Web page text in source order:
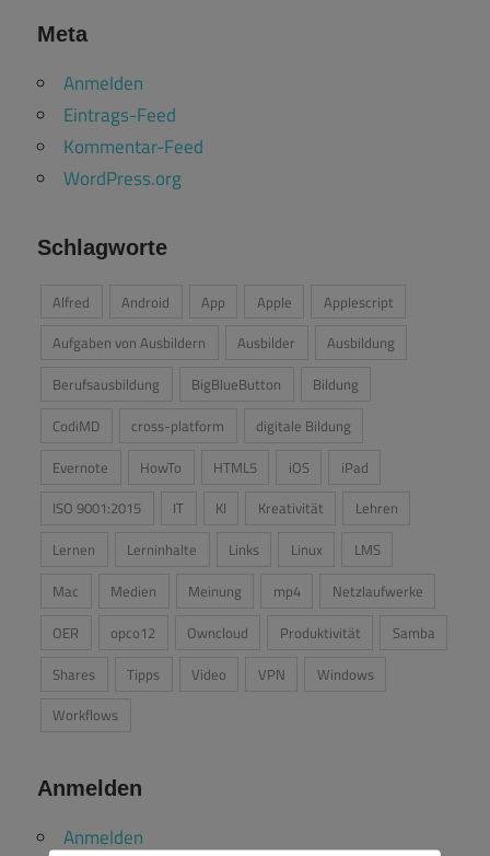
Meta
Anmelden
Eintrags-Feed
Kommentar-Feed
WordPress.org
Schlagworte
Alfred Android App Apple
Applescript
Aufgaben von Ausbildern
Ausbilder
Ausbildung
Berufsausbildung
BigBlueButton
Bildung
CodiMD
cross-platform
digitale Bildung
Evernote
HowTo HTML5 iOS
iPad
ISO 9001:2015
IT KI Kreativität
Lehren
Lernen
Lerninhalte Links Linux
LMS
Mac
Medien Meinung mp4
Netzlaufwerke
OER
opco12 Owncloud Produktivität
Samba
Shares
Tipps Video VPN
Windows
Workflows
Anmelden
Anmelden